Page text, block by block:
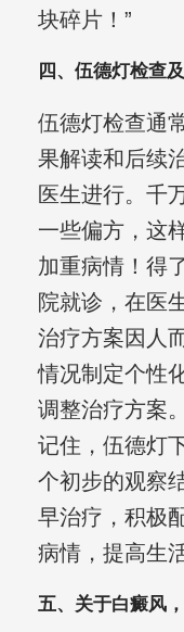
块碎片！”
四、伍德灯检查
伍德灯检查通
果解读和后续
医生进行。千
一些偏方，这
加重病情！得
院就诊，在医
治疗方案因人
情况制定个性
调整治疗方案。
记住，伍德灯
个初步的观察
早治疗，积极
病情，提高生
五、关于白癜风